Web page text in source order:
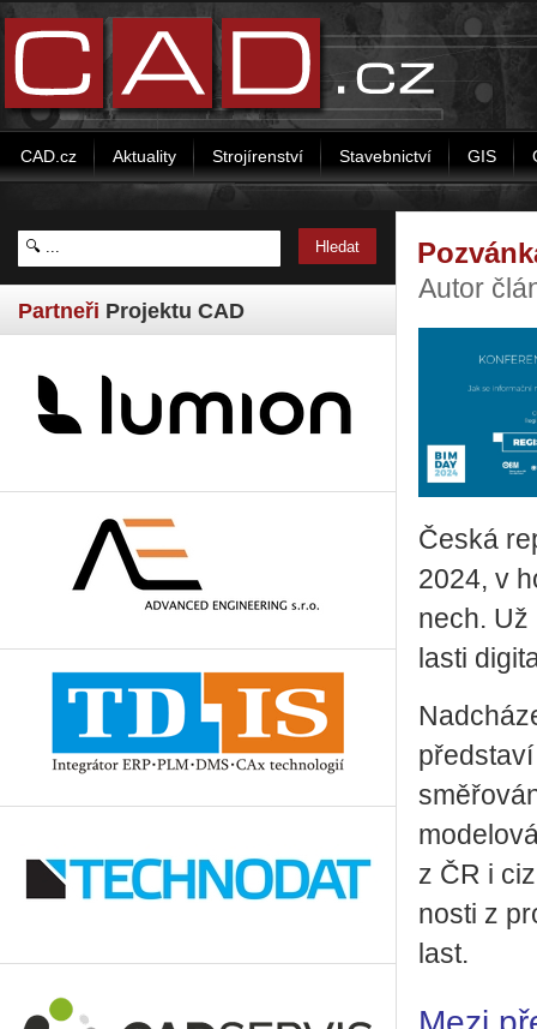
CAD.cz Aktuality Strojírenství Stavebnictví GIS
Partneři Projektu CAD
Autor
Česká
2024, v
nech.
las­ti
z ČR i
nos­ti z
last.